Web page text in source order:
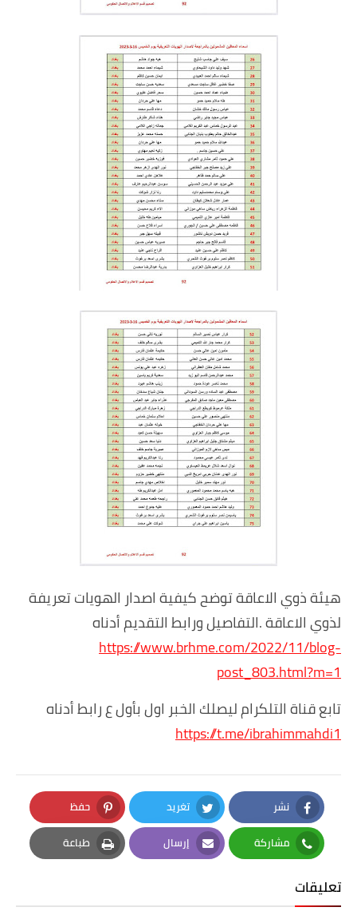
هيئة ذوي الاعاقة توضح كيفية اصدار الهويات تعريفة
لذوي الاعاقة .التفاصيل ورابط التقديم أدناه
https://www.brhme.com/2022/11/blog-
post_803.html?m=1
تابع قناة التلكرام ليصلك الخبر اول بأول ع رابط أدناه
https://t.me/ibrahimmahdi1
نشر
Facebook
تغريد
Twitter
حفظ
Pinterest
مشاركة
Whatsapp
إرسال
Email
طباعة
Print
تعليقات